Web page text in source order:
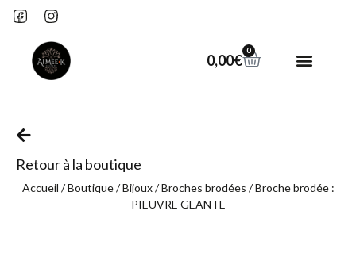
0,00€
0
Retour à la boutique
Accueil /Boutique/Bijoux/Broches brodées / Broche brodée :
PIEUVRE GEANTE